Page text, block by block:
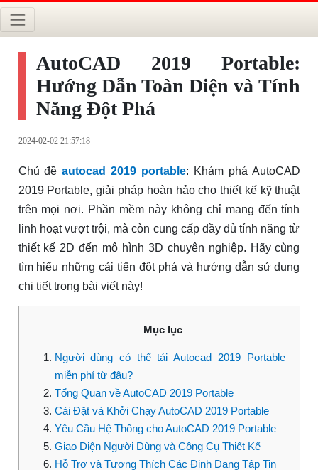
AutoCAD 2019 Portable:
Hướng Dẫn Toàn Diện và Tính
Năng Đột Phá
2024-02-02 21:57:18
Chủ đềautocad 2019 portable: Khám phá AutoCAD
2019 Portable, giải pháp hoàn hảo cho thiết kế kỹ thuật
trên mọi nơi. Phần mềm này không chỉ mang đến tính
linh hoạt vượt trội, mà còn cung cấp đầy đủ tính năng từ
thiết kế 2D đến mô hình 3D chuyên nghiệp. Hãy cùng
tìm hiểu những cải tiến đột phá và hướng dẫn sử dụng
chi tiết trong bài viết này!
Mục lục
Người dùng có thể tải Autocad 2019 Portable
miễn phí từ đâu?
Tổng Quan về AutoCAD 2019 Portable
Cài Đặt và Khởi Chạy AutoCAD 2019 Portable
Yêu Cầu Hệ Thống cho AutoCAD 2019 Portable
Giao Diện Người Dùng và Công Cụ Thiết Kế
Hỗ Trợ và Tương Thích Các Định Dạng Tập Tin